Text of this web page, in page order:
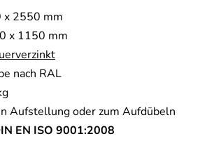
x 2550 mm
x 1150 mm
nach RAL
Aufstellung oder zum Aufdübeln
EN ISO 9001:2008